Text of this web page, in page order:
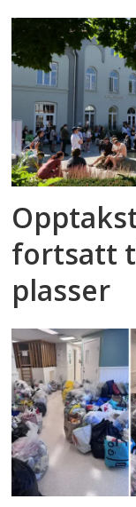
fortsatt
plasser